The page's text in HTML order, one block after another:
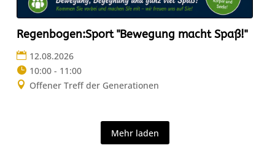
Regenbogen:Sport "Bewegung macht Spaß!"
12.08.2026
10:00 - 11:00
Offener Treff der Generationen
Mehr laden